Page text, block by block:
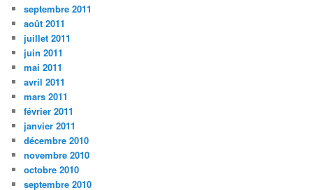
septembre 2011
août 2011
juillet 2011
juin 2011
mai 2011
avril 2011
mars 2011
février 2011
janvier 2011
décembre 2010
novembre 2010
octobre 2010
septembre 2010